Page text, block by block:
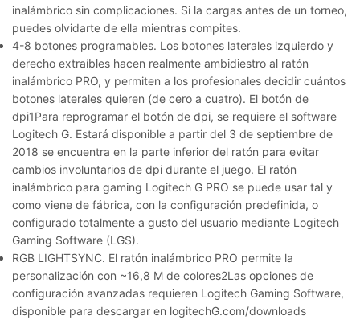
inalámbrico sin complicaciones. Si la cargas antes de un torneo,
puedes olvidarte de ella mientras compites.
4-8 botones programables. Los botones laterales izquierdo y
derecho extraíbles hacen realmente ambidiestro al ratón
inalámbrico PRO, y permiten a los profesionales decidir cuántos
botones laterales quieren (de cero a cuatro). El botón de
dpi1Para reprogramar el botón de dpi, se requiere el software
Logitech G. Estará disponible a partir del 3 de septiembre de
2018 se encuentra en la parte inferior del ratón para evitar
cambios involuntarios de dpi durante el juego. El ratón
inalámbrico para gaming Logitech G PRO se puede usar tal y
como viene de fábrica, con la configuración predefinida, o
configurado totalmente a gusto del usuario mediante Logitech
Gaming Software (LGS).
RGB LIGHTSYNC. El ratón inalámbrico PRO permite la
personalización con ~16,8 M de colores2Las opciones de
configuración avanzadas requieren Logitech Gaming Software,
disponible para descargar en logitechG.com/downloads